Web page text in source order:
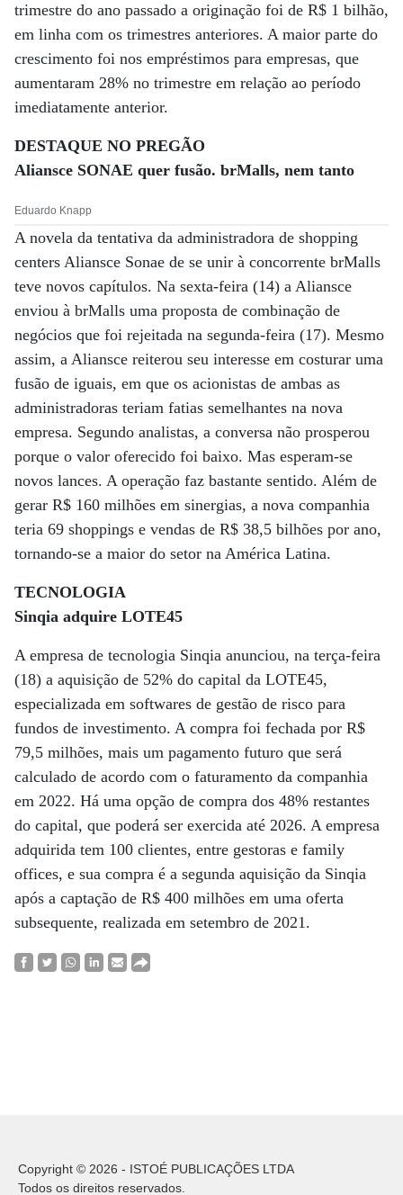
trimestre do ano passado a originação foi de R$ 1 bilhão,
em linha com os trimestres anteriores. A maior parte do
crescimento foi nos empréstimos para empresas, que
aumentaram 28% no trimestre em relação ao período
imediatamente anterior.
DESTAQUE NO PREGÃO
Aliansce SONAE quer fusão. brMalls, nem tanto
Eduardo Knapp
A novela da tentativa da administradora de shopping
centers Aliansce Sonae de se unir à concorrente brMalls
teve novos capítulos. Na sexta-feira (14) a Aliansce
enviou à brMalls uma proposta de combinação de
negócios que foi rejeitada na segunda-feira (17). Mesmo
assim, a Aliansce reiterou seu interesse em costurar uma
fusão de iguais, em que os acionistas de ambas as
administradoras teriam fatias semelhantes na nova
empresa. Segundo analistas, a conversa não prosperou
porque o valor oferecido foi baixo. Mas esperam-se
novos lances. A operação faz bastante sentido. Além de
gerar R$ 160 milhões em sinergias, a nova companhia
teria 69 shoppings e vendas de R$ 38,5 bilhões por ano,
tornando-se a maior do setor na América Latina.
TECNOLOGIA
Sinqia adquire LOTE45
A empresa de tecnologia Sinqia anunciou, na terça-feira
(18) a aquisição de 52% do capital da LOTE45,
especializada em softwares de gestão de risco para
fundos de investimento. A compra foi fechada por R$
79,5 milhões, mais um pagamento futuro que será
calculado de acordo com o faturamento da companhia
em 2022. Há uma opção de compra dos 48% restantes
do capital, que poderá ser exercida até 2026. A empresa
adquirida tem 100 clientes, entre gestoras e family
offices, e sua compra é a segunda aquisição da Sinqia
após a captação de R$ 400 milhões em uma oferta
subsequente, realizada em setembro de 2021.
Copyright © 2026 - ISTOÉ PUBLICAÇÕES LTDA
Todos os direitos reservados.